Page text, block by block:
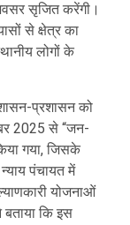
सृजित करेंगी।
से क्षेत्र का
लोगों के
प्रशासन को
2025 से “जन-
गया, जिसके
पंचायत में
योजनाओं
बताया कि इस